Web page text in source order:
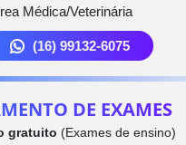
Médica/Veterinária
(16) 99132-6075
DE EXAMES
gratuito (Exames de ensino)